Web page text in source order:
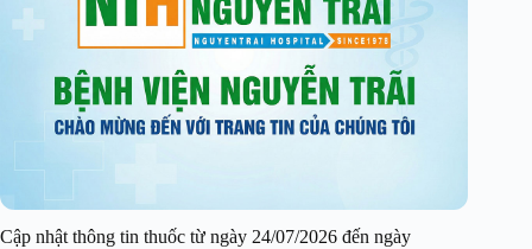
Cập nhật thông tin thuốc từ ngày 24/07/2026 đến ngày